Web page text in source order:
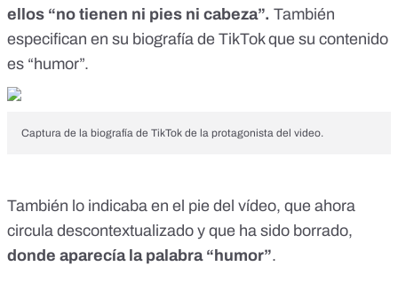
ellos “no tienen ni pies ni cabeza”. También
especifican en su biografía de TikTok que su contenido
es “humor”.
Captura de la biografía de TikTok de la protagonista del video.
También lo indicaba en el pie del vídeo, que ahora
circula descontextualizado y que ha sido borrado,
donde aparecía la palabra “humor”.